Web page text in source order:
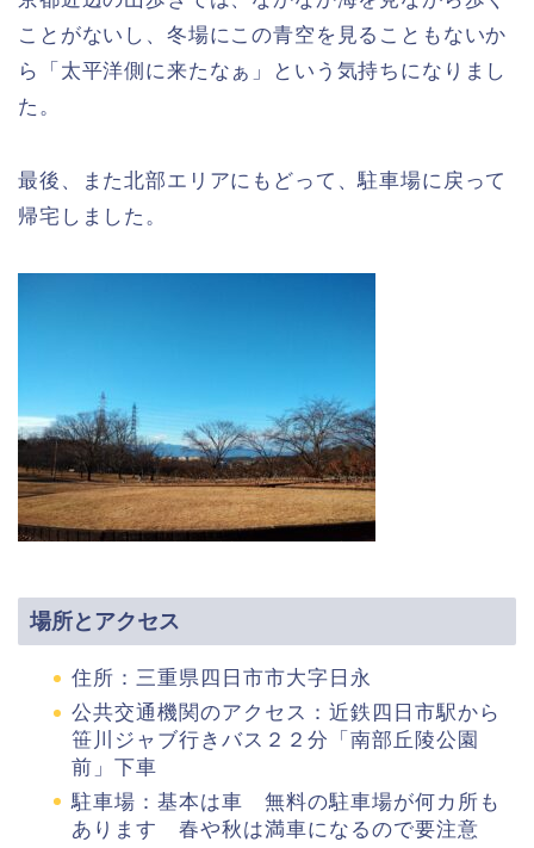
ことがないし、冬場にこの青空を見ることもないか
ら「太平洋側に来たなぁ」という気持ちになりまし
た。
最後、また北部エリアにもどって、駐車場に戻って
帰宅しました。
場所とアクセス
住所：三重県四日市市大字日永
公共交通機関のアクセス：近鉄四日市駅から
笹川ジャブ行きバス２２分「南部丘陵公園
前」下車
駐車場：基本は車 無料の駐車場が何カ所も
あります 春や秋は満車になるので要注意